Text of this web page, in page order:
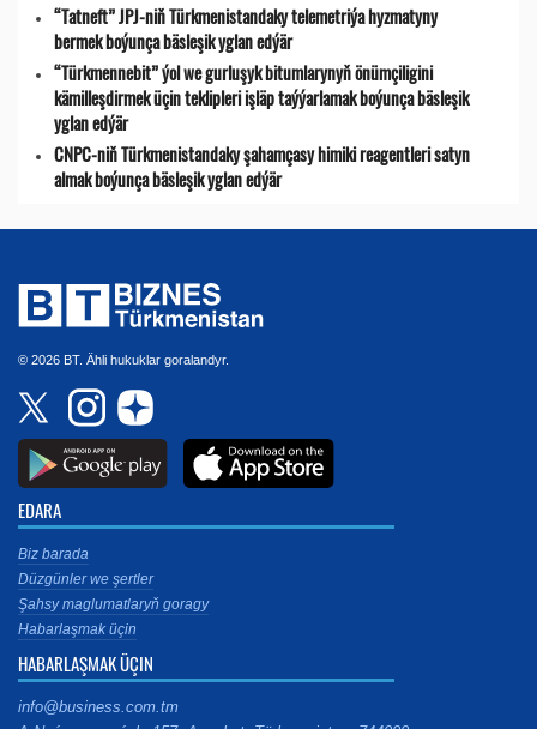
“Tatneft” JPJ-niň Türkmenistandaky telemetriýa hyzmatyny
bermek boýunça bäsleşik yglan edýär
“Türkmennebit” ýol we gurluşyk bitumlarynyň önümçiligini
kämilleşdirmek üçin teklipleri işläp taýýarlamak boýunça bäsleşik
yglan edýär
CNPC-niň Türkmenistandaky şahamçasy himiki reagentleri satyn
almak boýunça bäsleşik yglan edýär
© 2026 BT. Ähli hukuklar goralandyr.
EDARA
Biz barada
Düzgünler we şertler
Şahsy maglumatlaryň goragy
Habarlaşmak üçin
HABARLAŞMAK ÜÇIN
info@business.com.tm